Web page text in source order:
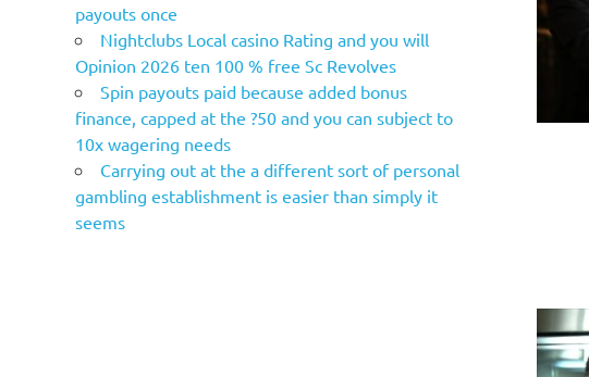
payouts once
Nightclubs Local casino Rating and you will
Opinion 2026 ten 100 % free Sc Revolves
Spin payouts paid because added bonus
finance, capped at the ?50 and you can subject to
10x wagering needs
Carrying out at the a different sort of personal
gambling establishment is easier than simply it
seems